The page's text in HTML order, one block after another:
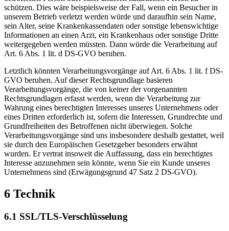
schützen. Dies wäre beispielsweise der Fall, wenn ein Besucher in
unserem Betrieb verletzt werden würde und daraufhin sein Name,
sein Alter, seine Krankenkassendaten oder sonstige lebenswichtige
Informationen an einen Arzt, ein Krankenhaus oder sonstige Dritte
weitergegeben werden müssten. Dann würde die Verarbeitung auf
Art. 6 Abs. 1 lit. d DS-GVO beruhen.
Letztlich könnten Verarbeitungsvorgänge auf Art. 6 Abs. 1 lit. f DS-
GVO beruhen. Auf dieser Rechtsgrundlage basieren
Verarbeitungsvorgänge, die von keiner der vorgenannten
Rechtsgrundlagen erfasst werden, wenn die Verarbeitung zur
Wahrung eines berechtigten Interesses unseres Unternehmens oder
eines Dritten erforderlich ist, sofern die Interessen, Grundrechte und
Grundfreiheiten des Betroffenen nicht überwiegen. Solche
Verarbeitungsvorgänge sind uns insbesondere deshalb gestattet, weil
sie durch den Europäischen Gesetzgeber besonders erwähnt
wurden. Er vertrat insoweit die Auffassung, dass ein berechtigtes
Interesse anzunehmen sein könnte, wenn Sie ein Kunde unseres
Unternehmens sind (Erwägungsgrund 47 Satz 2 DS-GVO).
6 Technik
6.1 SSL/TLS-Verschlüsselung